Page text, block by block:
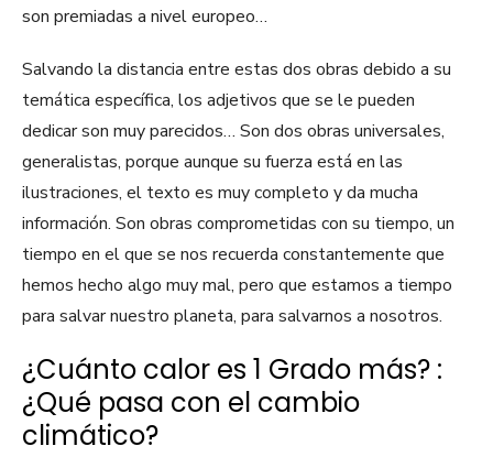
son premiadas a nivel europeo…
Salvando la distancia entre estas dos obras debido a su
temática específica, los adjetivos que se le pueden
dedicar son muy parecidos… Son dos obras universales,
generalistas, porque aunque su fuerza está en las
ilustraciones, el texto es muy completo y da mucha
información. Son obras comprometidas con su tiempo, un
tiempo en el que se nos recuerda constantemente que
hemos hecho algo muy mal, pero que estamos a tiempo
para salvar nuestro planeta, para salvarnos a nosotros.
¿Cuánto calor es 1 Grado más? :
¿Qué pasa con el cambio
climático?